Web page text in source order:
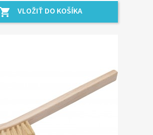
shopping_cart VLOŽIŤ DO KOŠÍKA